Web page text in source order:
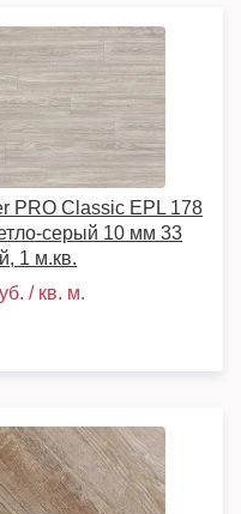
PRO Classic EPL 178
серый 10 мм 33
1 м.кв.
/ кв. м.